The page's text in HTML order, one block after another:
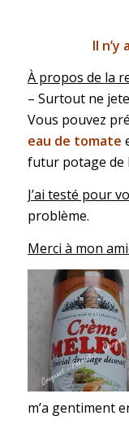
Il n’y
À propos de la
– Surtout ne
Vous pouvez
eau de tomate
futur potage de
J’ai testé pour
problème.
Merci à mon
m’a gentiment